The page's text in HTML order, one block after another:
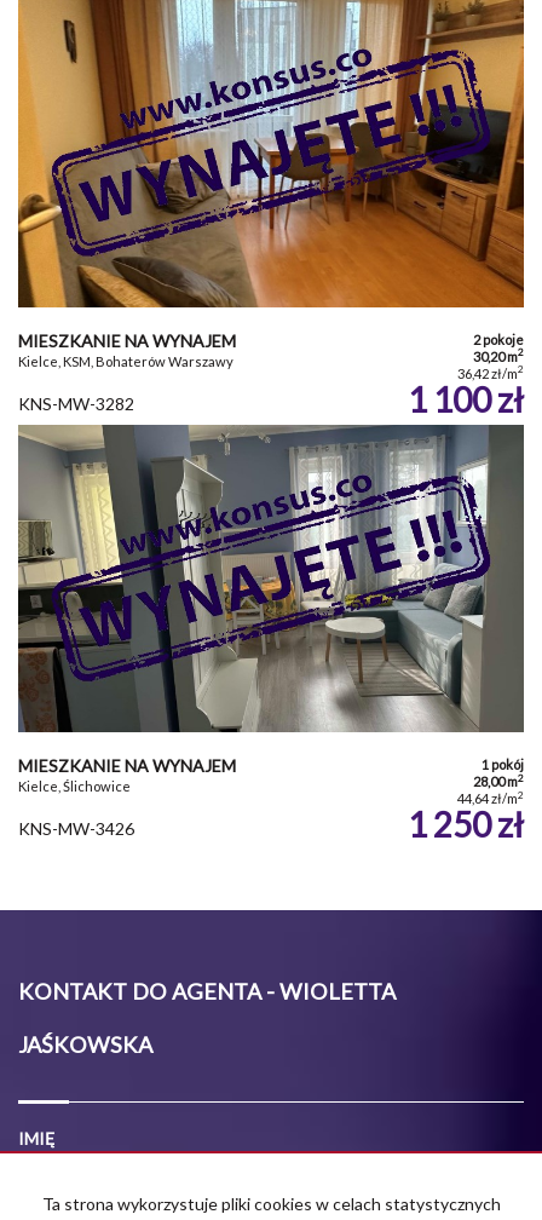
MIESZKANIE NA WYNAJEM
Kielce, KSM, Bohaterów Warszawy
2 pokoje
30,20 m2
36,42 zł/m2
KNS-MW-3282 1 100 zł
MIESZKANIE NA WYNAJEM
Kielce, Ślichowice
1 pokój
28,00 m2
44,64 zł/m2
KNS-MW-3426 1 250 zł
KONTAKT DO AGENTA - WIOLETTA
JAŚKOWSKA
IMIĘ
Ta strona wykorzystuje pliki cookies w celach statystycznych